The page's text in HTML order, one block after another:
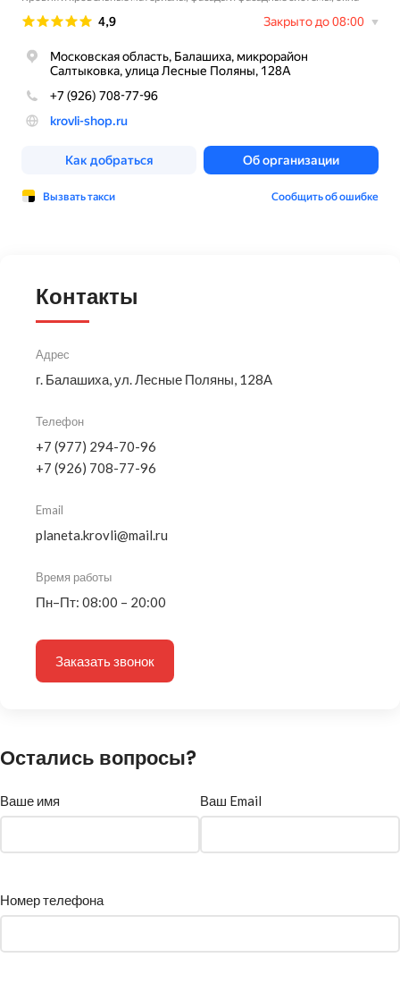
Контакты
Адрес
г. Балашиха, ул. Лесные Поляны, 128А
Телефон
+7 (977) 294-70-96
+7 (926) 708-77-96
Email
planeta.krovli@mail.ru
Время работы
Пн–Пт: 08:00 – 20:00
Заказать звонок
Остались вопросы?
Ваше имя Ваш Email
Номер телефона